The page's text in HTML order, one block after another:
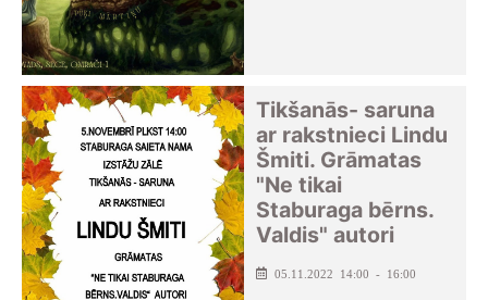
Tikšanās- saruna
ar rakstnieci Lindu
Šmiti. Grāmatas
"Ne tikai
Staburaga bērns.
Valdis" autori
05.11.2022 14:00 - 16:00